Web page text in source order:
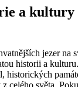
a kultury
jezer na
historii a
historických
celého světa.